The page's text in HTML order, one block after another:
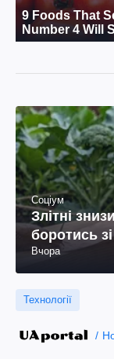
Соціум
Злітні
боротись
Вчора
Технології